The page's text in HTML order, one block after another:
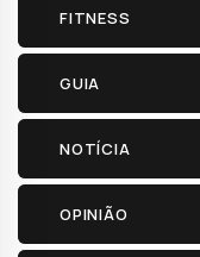
FITNESS
GUIA
NOTÍCIA
OPINIÃO